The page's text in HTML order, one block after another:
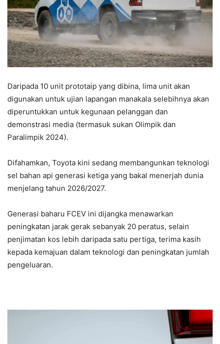
Daripada 10 unit prototaip yang dibina, lima unit akan
digunakan untuk ujian lapangan manakala selebihnya akan
diperuntukkan untuk kegunaan pelanggan dan
demonstrasi media (termasuk sukan Olimpik dan
Paralimpik 2024).
Difahamkan, Toyota kini sedang membangunkan teknologi
sel bahan api generasi ketiga yang bakal menerjah dunia
menjelang tahun 2026/2027.
Generasi baharu FCEV ini dijangka menawarkan
peningkatan jarak gerak sebanyak 20 peratus, selain
penjimatan kos lebih daripada satu pertiga, terima kasih
kepada kemajuan dalam teknologi dan peningkatan jumlah
pengeluaran.